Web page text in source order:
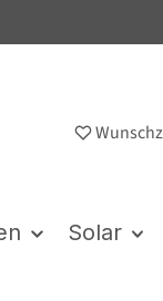
Solar